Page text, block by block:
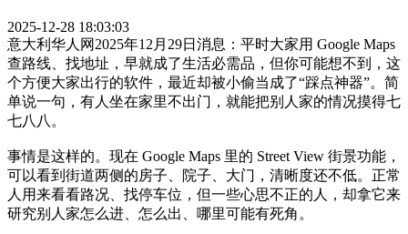
2025-12-28 18:03:03
意大利华人网2025年12月29日消息：平时大家用 Google Maps
查路线、找地址，早就成了生活必需品，但你可能想不到，这
个方便大家出行的软件，最近却被小偷当成了“踩点神器”。简
单说一句，有人坐在家里不出门，就能把别人家的情况摸得七
七八八。
事情是这样的。现在 Google Maps 里的 Street View 街景功能，
可以看到街道两侧的房子、院子、大门，清晰度还不低。正常
人用来看看路况、找停车位，但一些心思不正的人，却拿它来
研究别人家怎么进、怎么出、哪里可能有死角。